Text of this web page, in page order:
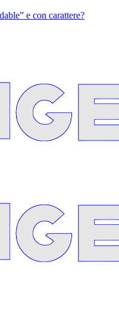
e con carattere?